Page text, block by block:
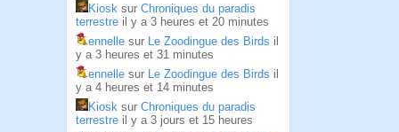
Kiosk sur Chroniques du paradis
terrestre il y a 3 heures et 20 minutes
ennelle sur Le Zoodingue des Birds il
y a 3 heures et 31 minutes
ennelle sur Le Zoodingue des Birds il
y a 4 heures et 14 minutes
Kiosk sur Chroniques du paradis
terrestre il y a 3 jours et 15 heures